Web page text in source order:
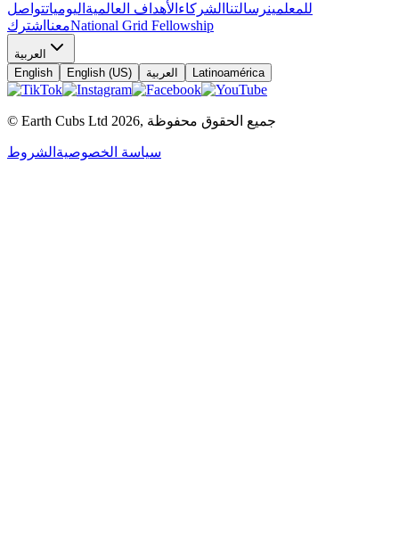
للمعلمينرسالتنا الشركاء الأهداف العالمية اليومياتتواصل
معنا اشترك National Grid Fellowship
العربية
English
English (US) العربية Latinoamérica
© Earth Cubs Ltd 2026, جميع الحقوق محفوظة
سياسة الخصوصية الشروط